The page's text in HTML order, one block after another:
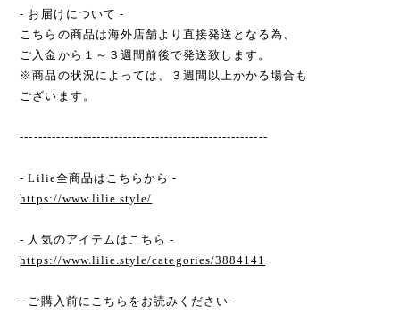
- お届けについて -
こちらの商品は海外店舗より直接発送となる為、
ご入金から１～３週間前後で発送致します。
※商品の状況によっては、３週間以上かかる場合も
ございます。
-------------------------------------------------------
- Lilie全商品はこちらから -
https://www.lilie.style/
- 人気のアイテムはこちら -
https://www.lilie.style/categories/3884141
- ご購入前にこちらをお読みください -